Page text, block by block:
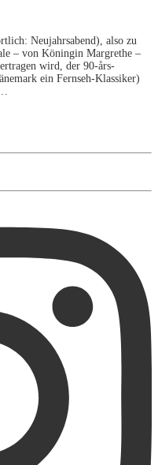
Neujahrsabend), also zu
– von Köningin Margrethe –
wird, der 90-års-
ein Fernseh-Klassiker)